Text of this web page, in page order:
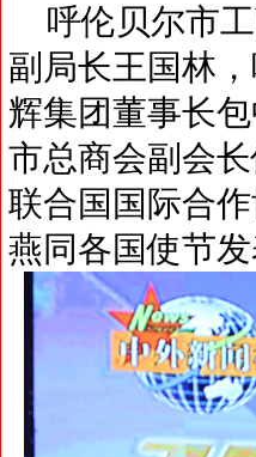
呼伦贝尔市工
副局长王国林
辉集团董事长
市总商会副会
联合国国际合
燕同各国使节发